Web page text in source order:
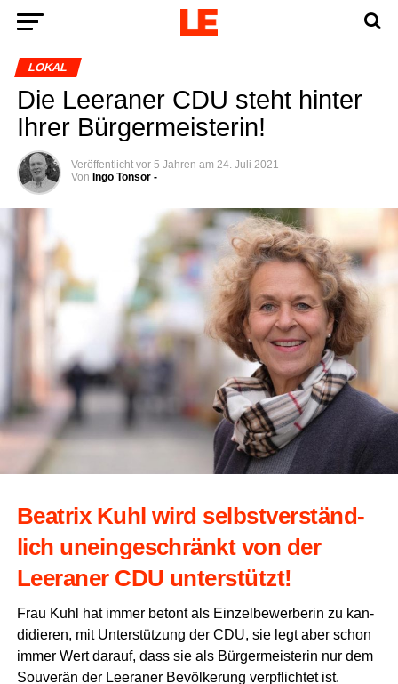
LOKAL
Die Leera­ner CDU steht hin­ter
Ihrer Bürgermeisterin!
Veröffentlicht vor 5 Jahren am 24. Juli 2021
Von Ingo Tonsor -
Bea­trix Kuhl wird selbst­ver­ständ­
lich unein­ge­schränkt von der
Leera­ner CDU unterstützt!
Frau Kuhl hat immer betont als Ein­zel­be­wer­be­rin zu kan­
di­die­ren, mit Unter­stüt­zung der CDU, sie legt aber schon
immer Wert dar­auf, dass sie als Bür­ger­meis­te­rin nur dem
Sou­ve­rän der Leera­ner Bevöl­ke­rung ver­pflich­tet ist.